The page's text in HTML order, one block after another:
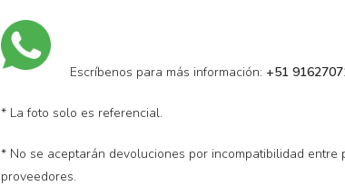
Escríbenos para más información: +51
* La foto solo es referencial.
* No se aceptarán devoluciones por incompatibilidad entre
proveedores.